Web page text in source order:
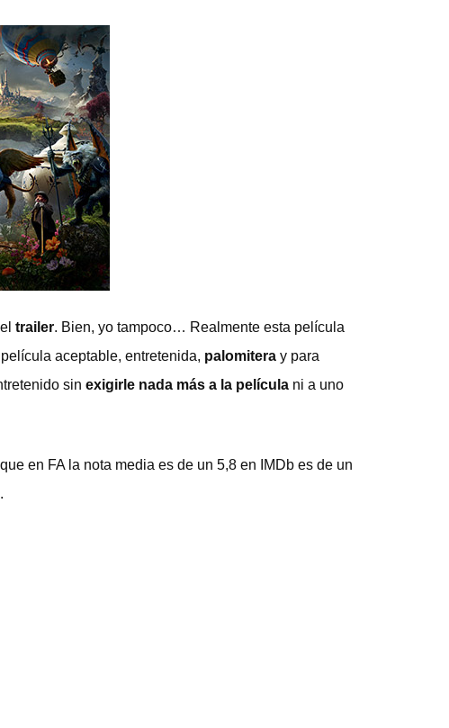
trailer. Bien, yo tampoco… Realmente esta película
aceptable, entretenida, palomitera y para
sin exigirle nada más a la película ni a uno
en FA la nota media es de un 5,8 en IMDb es de un